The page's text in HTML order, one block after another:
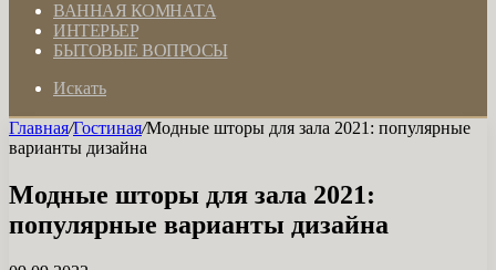
ВАННАЯ КОМНАТА
ИНТЕРЬЕР
БЫТОВЫЕ ВОПРОСЫ
Искать
Главная/Гостиная/Модные шторы для зала 2021: популярные
варианты дизайна
Модные шторы для зала 2021:
популярные варианты дизайна